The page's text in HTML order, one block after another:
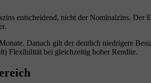
entscheidend, nicht der Nominalzins.
Danach gilt der deutlich niedrigere
Flexibilität bei gleichzeitig hoher Rendite.